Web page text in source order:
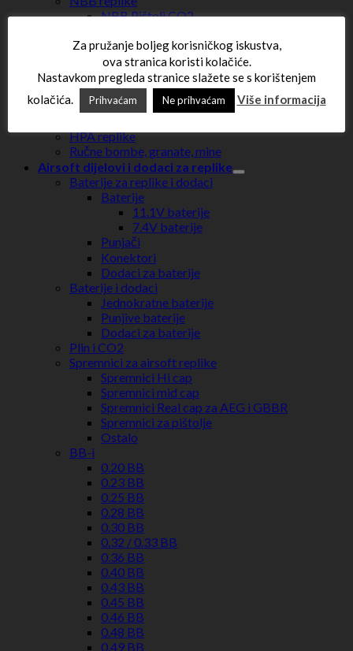
NBB Pištolj CO2
NBB Pištolj GREEN GAS
Spring replike
Snajperske puške
Jurišne puške
Pištolji
HPA replike
Ručne bombe, granate, mine
Airsoft dijelovi i dodaci za replike
Baterije za replike i dodaci
Baterije
11.1V baterije
7.4V baterije
Punjači
Konektori
Dodaci za baterije
Baterije i dodaci
Jednokratne baterije
Punjive baterije
Dodaci za baterije
Plin i CO2
Spremnici za airsoft replike
Spremnici Hi cap
Spremnici mid cap
Spremnici Real cap za AEG i GBBR
Spremnici za pištolje
Ostalo
BB-i
0.20 BB
0.23 BB
0.25 BB
0.28 BB
0.30 BB
0.32 / 0.33 BB
0.36 BB
0.40 BB
0.43 BB
0.45 BB
0.46 BB
0.48 BB
0.49 BB
Za pružanje boljeg korisničkog iskustva,
ova stranica koristi kolačiće.
Nastavkom pregleda stranice slažete se s korištenjem
kolačića.
Prihvaćam Ne prihvaćam Više informacija